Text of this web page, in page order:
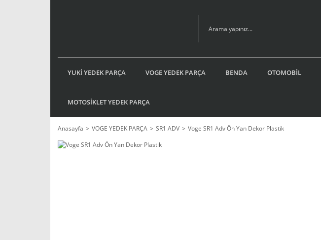
YUKİ YEDEK PARÇA VOGE YEDEK PARÇA BENDA OTOMOBİL
MOTOSİKLET YEDEK PARÇA
Anasayfa VOGE YEDEK PARÇA SR1 ADV
Voge SR1 Adv Ön Yan Dekor Plastik